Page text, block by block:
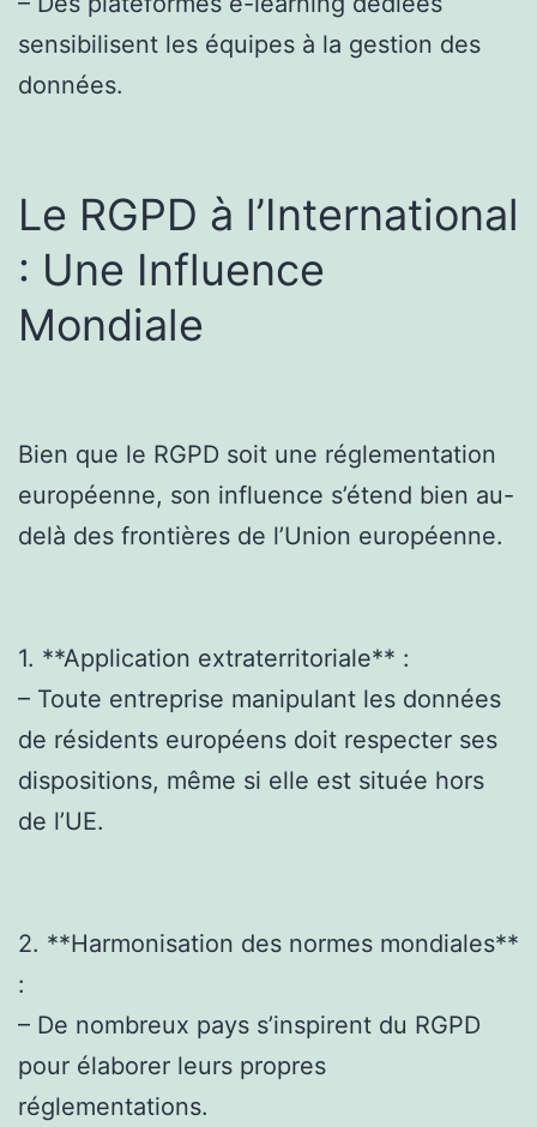
sensibilisent les équipes à la gestion des
données.
Le RGPD à l’International
: Une Influence
Mondiale
Bien que le RGPD soit une réglementation
européenne, son influence s’étend bien au-
delà des frontières de l’Union européenne.
1. **Application extraterritoriale** :
– Toute entreprise manipulant les données
de résidents européens doit respecter ses
dispositions, même si elle est située hors
de l’UE.
2. **Harmonisation des normes mondiales**
:
– De nombreux pays s’inspirent du RGPD
pour élaborer leurs propres
réglementations.